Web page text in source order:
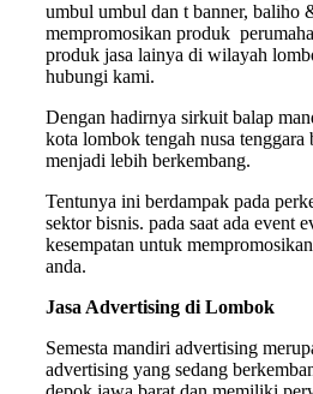
umbul umbul dan t banner, baliho
mempromosikan produk
produk jasa lainya di wilayah
hubungi kami.
Dengan hadirnya sirkuit balap
kota lombok tengah nusa tenggara
menjadi lebih berkembang.
Tentunya ini berdampak pada
sektor bisnis. pada saat ada event
kesempatan untuk
anda.
Jasa Advertising di Lombok
Semesta mandiri advertising
advertising yang sedang